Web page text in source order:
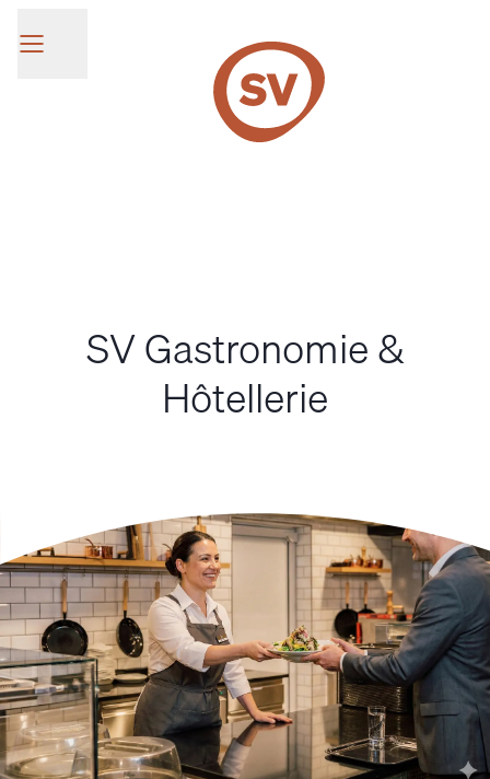
SV Gastronomie &
Hôtellerie